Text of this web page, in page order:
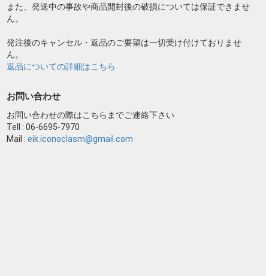
また、発送中の事故や商品開封後の破損については保証できませ
ん。
発注後のキャンセル・返品のご要望は一切受け付けておりませ
ん。
返品についての詳細はこちら
お問い合わせ
お問い合わせの際はこちらまでご連絡下さい
Tell : 06-6695-7970
Mail : eik.iconoclasm@gmail.com